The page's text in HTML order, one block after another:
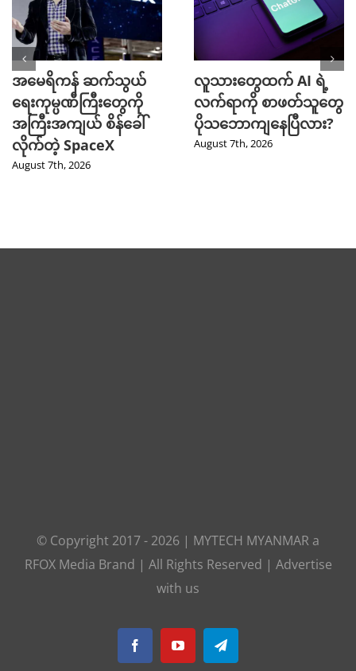
အမေရိကန် ဆက်သွယ်
ရေးကုမ္ပဏီကြီးတွေကို
အကြီးအကျယ် စိန်ခေါ်
လိုက်တဲ့ SpaceX
August 7th, 2026
လူသားတွေထက် AI ရဲ့
လက်ရာကို စာဖတ်သူတွေ
ပိုသဘောကျနေပြီလား?
August 7th, 2026
© Copyright 2017 - 2026 | MYTECH MYANMAR a
RFOX Media Brand | All Rights Reserved | Advertise
with us
FacebookYouTubeTelegram